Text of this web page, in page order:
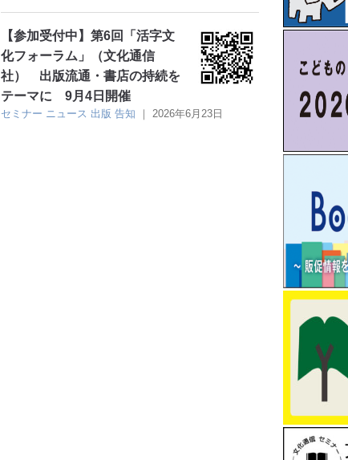
【参加受付中】第6回「活字文
化フォーラム」（文化通信
社） 出版流通・書店の持続を
テーマに 9月4日開催
セミナー ニュース 出版 告知 ｜ 2026年6月23日